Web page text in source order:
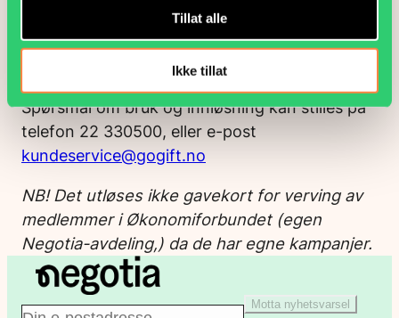
Tillat alle
Ikke tillat
Les mer om gavekortet på GoGift
Spørsmål om bruk og innløsning kan stilles på
telefon 22 330500, eller e-post
kundeservice@gogift.no
NB! Det utløses ikke gavekort for verving av
medlemmer i Økonomiforbundet (egen
Negotia-avdeling,) da de har egne kampanjer.
Motta nyhetsvarsel